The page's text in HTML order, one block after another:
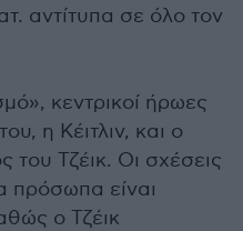
αντίτυπα σε όλο τον
κεντρικοί ήρωες
η Κέιτλιν, και ο
του Τζέικ. Οι σχέσεις
πρόσωπα είναι
ο Τζέικ